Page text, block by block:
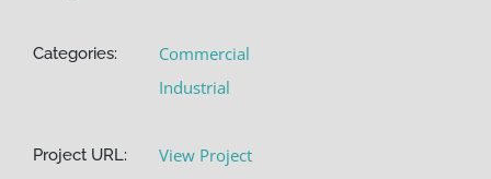
Categories:
Commercial
Industrial
Project URL: View Project